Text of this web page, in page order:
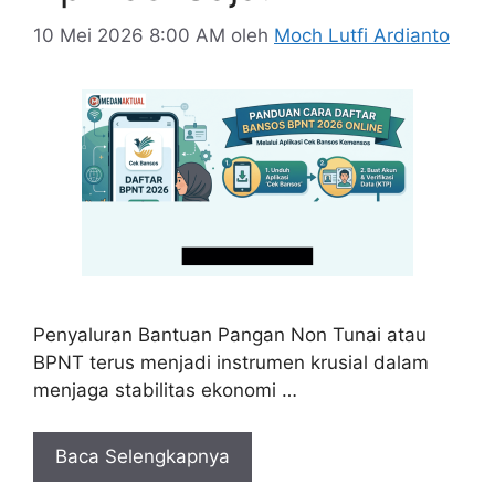
10 Mei 2026 8:00 AM oleh Moch Lutfi Ardianto
Penyaluran Bantuan Pangan Non Tunai atau
BPNT terus menjadi instrumen krusial dalam
menjaga stabilitas ekonomi …
Baca Selengkapnya